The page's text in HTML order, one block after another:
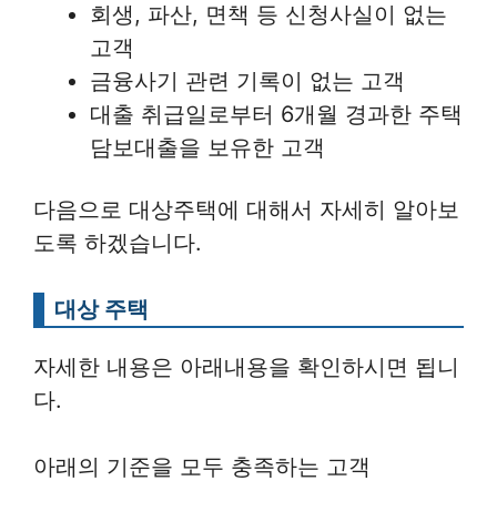
회생, 파산, 면책 등 신청사실이 없는
고객
금융사기 관련 기록이 없는 고객
대출 취급일로부터 6개월 경과한 주택
담보대출을 보유한 고객
다음으로 대상주택에 대해서 자세히 알아보
도록 하겠습니다.
대상 주택
자세한 내용은 아래내용을 확인하시면 됩니
다.
아래의 기준을 모두 충족하는 고객